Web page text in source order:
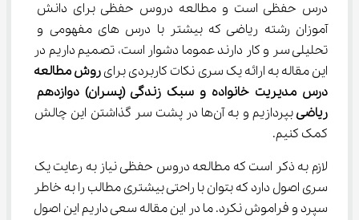
درس حفظی است و مطالعه دروس حفظی برای دانش
آموزان رشته ریاضی که بیشتر با درس های مفهومی و
تحلیلی سر و کار دارند عموما دشوار است، تصمیم داریم در
این مقاله به ارائه یک سری نکات کاربردی برای روش مطالعه
درس مدیریت خانواده و سبک زندگی (پسران) دوازدهم
ریاضی
بپردازیم و به آن‌ها در پشت سر گذاشتن این چالش
کمک کنیم.
لازم به ذکر است که مطالعه دروس حفظی نیاز به رعایت یک
سری اصول دارد که بتوان با راحتی بیشتری مطالب را به خاطر
سپرد و فراموش نکرد. ما در این مقاله سعی داریم این اصول